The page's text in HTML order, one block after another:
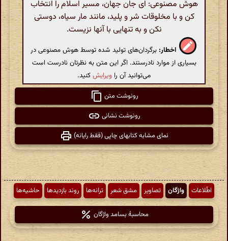
هوش مصنوعی: ای جان جهان، مسیر اسلام را انتخاب
کن و با مخلوقات شر و پلید، مانند مار سیاه، دوستی
نکن و به تنهایی با آنها نزیست.
اخطار: برگردان‌های تولید شده توسط هوش مصنوعی در
بسیاری از موارد نادرستند. اگر این متن به نظرتان نادرست است
می‌توانید آن را ویرایشکنید.
رونوشت متن
رونوشت نشانی
نمای مشابه کتابهای چاپی (فقط رایانه)
اطّلاعات واژگان تصاویر مشق شعر ترانه‌ها روند بازدیدها حاشیه‌ها
محاسبهٔ بسامد واژگان